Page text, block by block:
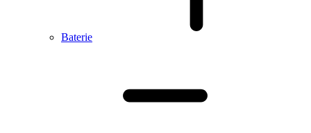
Baterie